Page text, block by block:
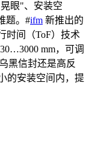
眼"、安装空
题。#ifm 新推出的
时间（ToF）技术
mm，可调
黑信封还是高反
的安装空间内，提